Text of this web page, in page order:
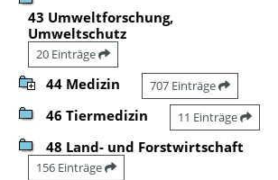
43 Umweltforschung,
Umweltschutz
20 Einträge
44 Medizin 707 Einträge
46 Tiermedizin 11 Einträge
48 Land- und Forstwirtschaft
156 Einträge